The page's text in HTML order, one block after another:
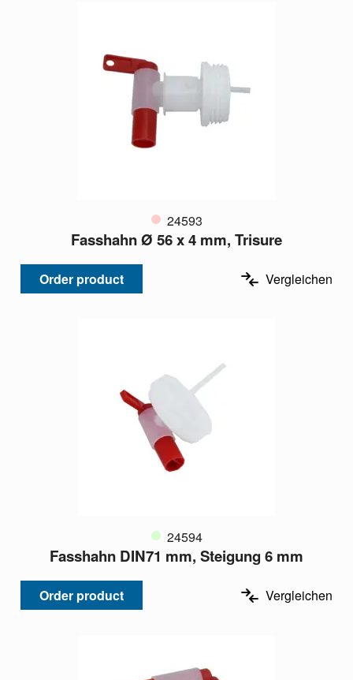
24593
Fasshahn Ø 56 x 4 mm, Trisure
Order product Vergleichen
24594
Fasshahn DIN71 mm, Steigung 6 mm
Order product Vergleichen